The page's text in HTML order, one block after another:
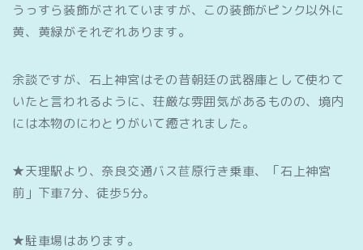
うっすら装飾がされていますが、この装飾がピンク以外に
黄、黄緑がそれぞれあります。
余談ですが、石上神宮はその昔朝廷の武器庫として使わて
いたと言われるように、荘厳な雰囲気があるものの、境内
には本物のにわとりがいて癒されました。
★天理駅より、奈良交通バス苣原行き乗車、「石上神宮
前」下車7分、徒歩5分。
★駐車場はあります。